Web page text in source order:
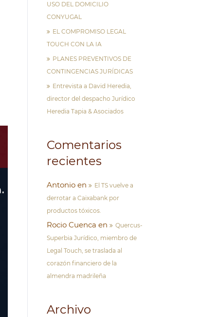
USO DEL DOMICILIO
CONYUGAL
EL COMPROMISO LEGAL
TOUCH CON LA IA
PLANES PREVENTIVOS DE
CONTINGENCIAS JURÍDICAS
Entrevista a David Heredia,
director del despacho Jurídico
Heredia Tapia & Asociados
Comentarios
recientes
Antonio en
El TS vuelve a
derrotar a Caixabank por
productos tóxicos.
Rocio Cuenca en
Quercus-
Superbia Jurídico, miembro de
Legal Touch, se traslada al
corazón financiero de la
almendra madrileña
Archivo